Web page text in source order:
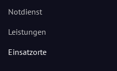
Notdienst
Leistungen
Einsatzorte